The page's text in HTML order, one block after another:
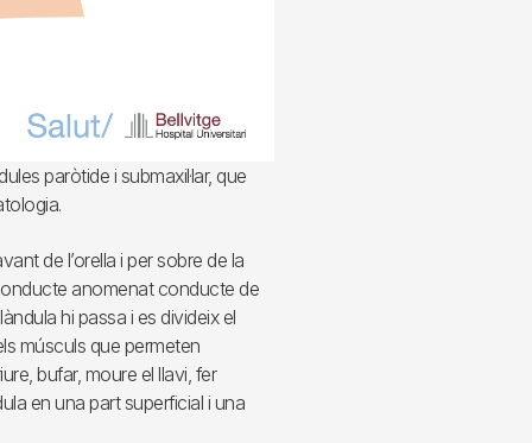
paròtide i submaxil·lar, que
de l’orella i per sobre de la
anomenat conducte de
hi passa i es divideix el
músculs que permeten
bufar, moure el llavi, fer
en una part superficial i una